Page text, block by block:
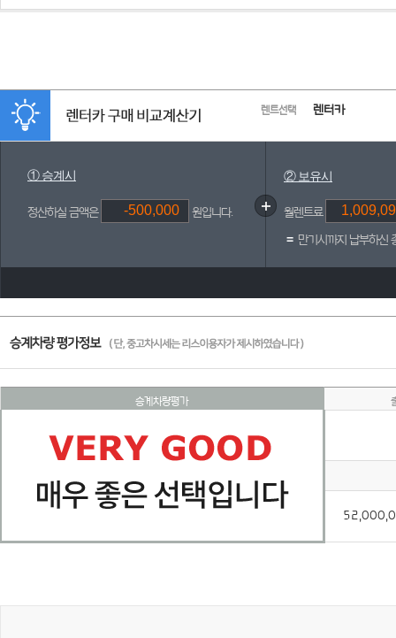
렌트선택 렌터카
① 승계시 ② 보유시
정산하실 금액은 원입니다. 월렌트료
= 만기시까지 납부하신
승계차량평가